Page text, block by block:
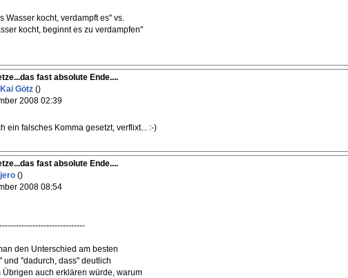
Wasser kocht, verdampft es" vs.
kocht, beginnt es zu verdampfen"
fast absolute Ende....
Kai Götz ()
2008 02:39
ein falsches Komma gesetzt, verflixt... :-)
fast absolute Ende....
jero ()
2008 08:54
den Unterschied am besten
und "dadurch, dass" deutlich
Übrigen auch erklären würde, warum